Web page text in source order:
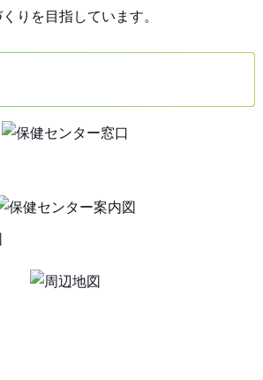
りを目指しています。